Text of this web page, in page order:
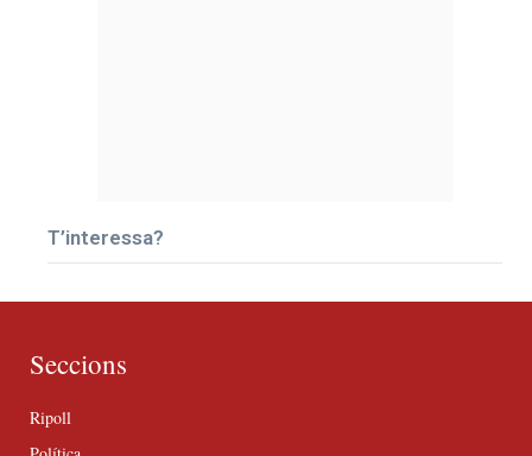
T’interessa?
Seccions
Ripoll